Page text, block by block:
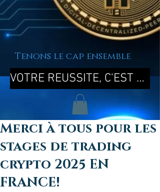
Tenons le cap ensemble
VOTRE REUSSITE, C'EST MA REUSSITE !
Merci à tous pour les
stages de trading
crypto 2025 EN
FRANCE!